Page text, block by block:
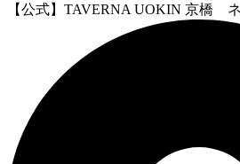
【公式】TAVERNA UOKIN 京橋